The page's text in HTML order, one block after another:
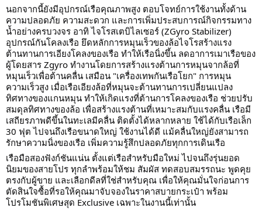
นอกจากนี้ยังมีอุปกรณ์เรือคุณภาพสูง ตอบโจทย์การใช้งานทั้งด้าน
ความปลอดภัย ความสะดวก และการเพิ่มประสบการณ์กิจกรรมทาง
น้ำอย่างครบวงจร อาทิ ไจโรสเตบิไลเซอร์ (ZGyro Stabilizer)
อุปกรณ์กันโคลงเรือ ยึดหลักการหมุนเร็วของล้อไจโรสร้างแรง
ต้านทานการเอียงโคลงของเรือ ทำให้เรือนิ่งขึ้น ลดอาการเมาเรือของ
ผู้โดยสาร Zgyro ทำงานโดยการสร้างแรงต้านการหมุนจากล้อที่
หมุนเร็วเพื่อต้านคลื่น เสมือน "เครื่องเทพกันเรือโยก" การหมุน
ความเร็วสูง เมื่อเรือเอียงล้อที่หมุนจะต้านทานการเปลี่ยนแปลง
ทิศทางของแกนหมุน ทำให้เกิดแรงที่ต้านการโคลงของเรือ ช่วยปรับ
สมดุลทิศทางของล้อ เพื่อสร้างแรงต้านที่เหมาะสมกับแรงคลื่น เรือมี
เสถียรภาพดีขึ้นในทะเลมีคลื่น ติดตั้งได้หลากหลาย ใช้ได้กับเรือเล็ก
30 ฟุต ไปจนถึงเรือขนาดใหญ่ ใช้งานได้ดี แม้คลื่นใหญ่ยังสามารถ
รักษาความนิ่งของเรือ เพิ่มความรู้สึกปลอดภัยทุกการเดินเรือ
เรือมือสองฟังก์ชันแน่น ตั้งแต่เรือสำหรับมือใหม่ ไปจนถึงรุ่นยอด
นิยมของสายโปร ทุกลำพร้อมให้ชม สัมผัส ทดสอบสมรรถนะ พูดคุย
ตรงกับผู้ขาย และเลือกดีลที่ใช่สำหรับคุณ เพื่อให้คุณมั่นใจก่อนการ
ตัดสินใจซื้อที่รอให้คุณมาจับจองในราคาสบายกระเป๋า พร้อม
โปรโมชันพิเศษสุด Exclusive เฉพาะในงานนี้เท่านั้น